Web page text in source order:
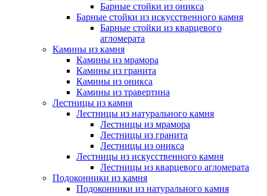
Барные стойки из оникса
Барные стойки из искусственного камня
Барные стойки из кварцевого
агломерата
Камины из камня
Камины из мрамора
Камины из гранита
Камины из оникса
Камины из травертина
Лестницы из камня
Лестницы из натурального камня
Лестницы из мрамора
Лестницы из гранита
Лестницы из оникса
Лестницы из искусственного камня
Лестницы из кварцевого агломерата
Подоконники из камня
Подоконники из натурального камня